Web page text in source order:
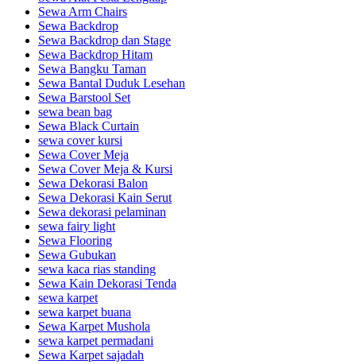
Sewa Arm Chairs
Sewa Backdrop
Sewa Backdrop dan Stage
Sewa Backdrop Hitam
Sewa Bangku Taman
Sewa Bantal Duduk Lesehan
Sewa Barstool Set
sewa bean bag
Sewa Black Curtain
sewa cover kursi
Sewa Cover Meja
Sewa Cover Meja & Kursi
Sewa Dekorasi Balon
Sewa Dekorasi Kain Serut
Sewa dekorasi pelaminan
sewa fairy light
Sewa Flooring
Sewa Gubukan
sewa kaca rias standing
Sewa Kain Dekorasi Tenda
sewa karpet
sewa karpet buana
Sewa Karpet Mushola
sewa karpet permadani
Sewa Karpet sajadah